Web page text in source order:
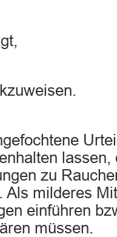
lassen,
zu
Als milderes
einführen
müssen.